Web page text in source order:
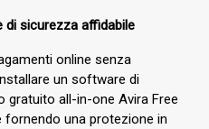
di sicurezza affidabile
online senza
un software di
gratuito all-in-one Avira Free
fornendo una protezione in